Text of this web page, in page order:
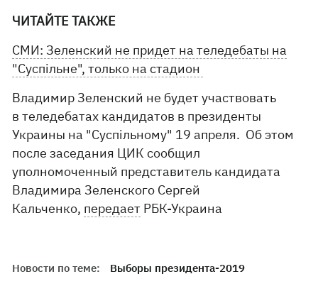
ЧИТАЙТЕ ТАКЖЕ
СМИ: Зеленский не придет на теледебаты на
"Суспільне", только на стадион
Владимир Зеленский не будет участвовать
в теледебатах кандидатов в президенты
Украины на "Суспільному" 19 апреля. Об этом
после заседания ЦИК сообщил
уполномоченный представитель кандидата
Владимира Зеленского Сергей
Кальченко, передает РБК-Украина
Новости по теме: Выборы президента-2019